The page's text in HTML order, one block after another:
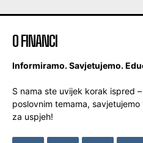
O FINANCI
Informiramo. Savjetujemo.
S nama ste uvijek korak ispred
poslovnim temama,
za uspjeh!